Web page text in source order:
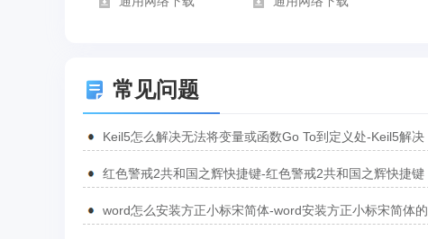
常见问题
Keil5怎么解决无法将变量或函数Go To到定义处-Keil5解决
红色警戒2共和国之辉快捷键-红色警戒2共和国之辉快捷键
word怎么安装方正小标宋简体-word安装方正小标宋简体的